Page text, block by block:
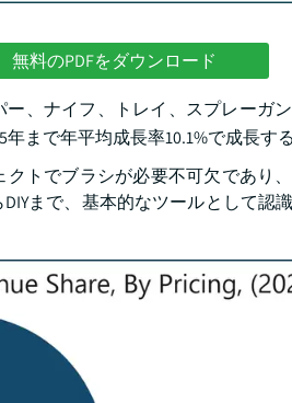
無料のPDFをダウンロード
、ナイフ、トレイ、スプレーガ
まで年平均成長率10.1%で成長す
トでブラシが必要不可欠であり
まで、基本的なツールとして認